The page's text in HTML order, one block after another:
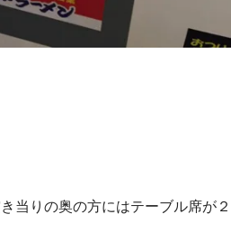
当りの奥の方にはテーブル席が２